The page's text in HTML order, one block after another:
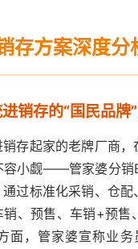
存方案深度分
销存的“国民品牌
存起家的老牌厂商，
小觑——管家婆分销
过标准化采销、仓
、预售、车销+预
面，管家婆宣称业